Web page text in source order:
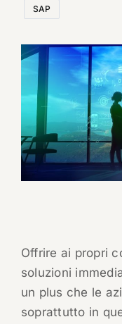
SAP
Offrire ai propri
soluzioni
un plus che le
soprattutto in